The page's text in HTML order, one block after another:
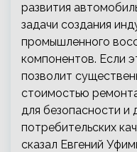
развития
задачи создания
промышленного
компонентов. Если
позволит
стоимостью
для безопасности и
потребительских
сказал Евгений